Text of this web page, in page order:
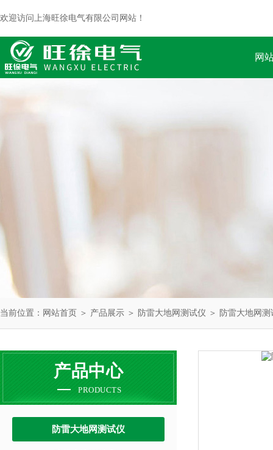
欢迎访问上海旺徐电气有限公司网站！
网
当前位置： 网站首页 ＞ 产品展示 ＞ 防雷大地网测试仪 ＞ 防雷大地网测
产品中心
PRODUCTS
防雷大地网测试仪